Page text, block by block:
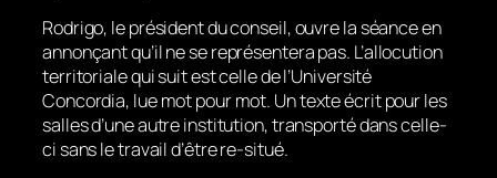
Rodrigo, le président du conseil, ouvre la séance en
annonçant qu’il ne se représentera pas. L’allocution
territoriale qui suit est celle de l’Université
Concordia, lue mot pour mot. Un texte écrit pour les
salles d’une autre institution, transporté dans celle-
ci sans le travail d’être re-situé.